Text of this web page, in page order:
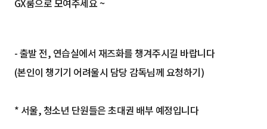
GX룸으로 모여주세요 ~
- 출발 전, 연습실에서 재즈화를 챙겨주시길 바랍니다
(본인이 챙기기 어려울시 담당 감독님께 요청하기)
* 서울, 청소년 단원들은 초대권 배부 예정입니다